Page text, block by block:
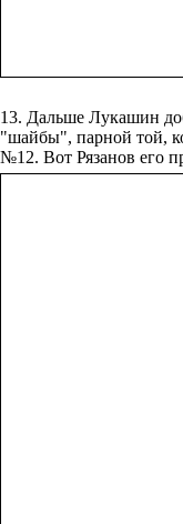
13. Дальше Лукашин
"шайбы", парной той,
№12. Вот Рязанов его